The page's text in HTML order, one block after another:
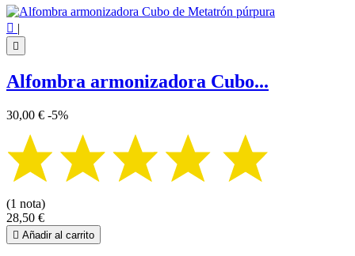
 |

Alfombra armonizadora Cubo...
30,00 € -5%
(1 nota)
28,50 €
 Añadir al carrito